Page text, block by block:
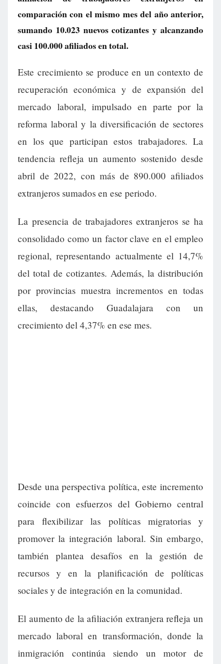
comparación con el mismo mes del año anterior,
sumando 10.023 nuevos cotizantes y alcanzando
casi 100.000 afiliados en total.
Este crecimiento se produce en un contexto de
recuperación económica y de expansión del
mercado laboral, impulsado en parte por la
reforma laboral y la diversificación de sectores
en los que participan estos trabajadores. La
tendencia refleja un aumento sostenido desde
abril de 2022, con más de 890.000 afiliados
extranjeros sumados en ese periodo.
La presencia de trabajadores extranjeros se ha
consolidado como un factor clave en el empleo
regional, representando actualmente el 14,7%
del total de cotizantes. Además, la distribución
por provincias muestra incrementos en todas
ellas, destacando Guadalajara con un
crecimiento del 4,37% en ese mes.
Desde una perspectiva política, este incremento
coincide con esfuerzos del Gobierno central
para flexibilizar las políticas migratorias y
promover la integración laboral. Sin embargo,
también plantea desafíos en la gestión de
recursos y en la planificación de políticas
sociales y de integración en la comunidad.
El aumento de la afiliación extranjera refleja un
mercado laboral en transformación, donde la
inmigración continúa siendo un motor de